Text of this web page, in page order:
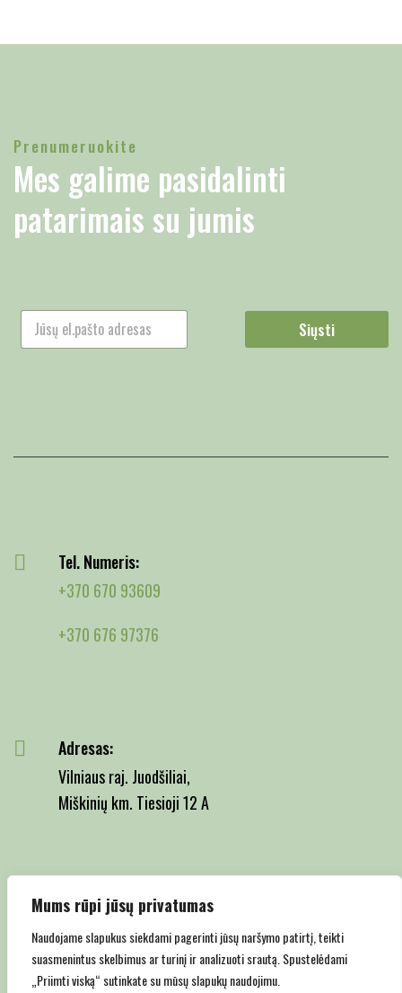
Mums rūpi jūsų privatumas
Naudojame slapukus siekdami pagerinti jūsų naršymo patirtį, teikti
suasmenintus skelbimus ar turinį ir analizuoti srautą. Spustelėdami
„Priimti viską“ sutinkate su mūsų slapukų naudojimu.
Prenumeruokite
Mes galime pasidalinti
patarimais su jumis
Siųsti
Tel. Numeris:
+370 670 93609
+370 676 97376
Adresas:
Vilniaus raj. Juodšiliai,
Miškinių km. Tiesioji 12 A
Email: